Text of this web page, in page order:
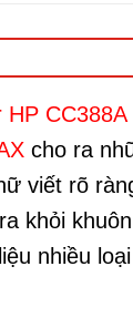
CC388A
cho ra
viết rõ
khỏi
nhiều